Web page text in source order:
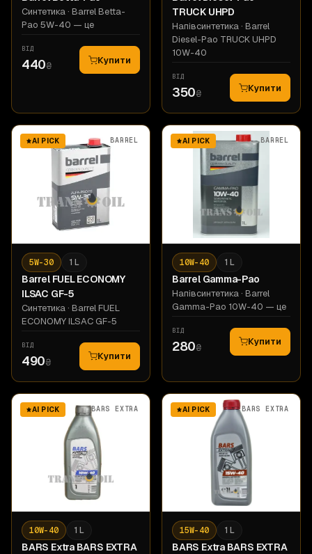
Синтетика · Barrel Betta-
Pao 5W-40 — це
ВІД
440₴ Купити
TRUCK UHPD
Напівсинтетика · Barrel
Diesel-Pao TRUCK UHPD
10W-40
ВІД
350₴ Купити
AI PICK BARREL
5W-30 1 L
Barrel FUEL ECONOMY
ILSAC GF-5
Синтетика · Barrel FUEL
ECONOMY ILSAC GF-5
ВІД
490₴ Купити
AI PICK BARREL
10W-40 1 L
Barrel Gamma-Pao
Напівсинтетика · Barrel
Gamma-Pao 10W-40 — це
ВІД
280₴ Купити
AI PICK BARS EXTRA
10W-40 1 L
BARS Extra BARS ЕХТRА
AI PICK BARS EXTRA
15W-40 1 L
BARS Extra BARS ЕХТRА